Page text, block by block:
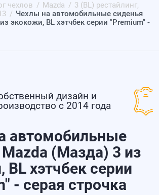
чехлов Mazda
3 (BL) рестайлинг,
Чехлы на автомобильные сиденья
экокожи, BL хэтчбек серии "Premium" -
дизайн и
с 2014 года
автомобильные
(Мазда) 3 из
BL хэтчбек серии
- серая строчка